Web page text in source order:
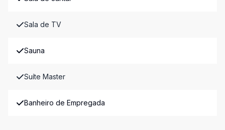
Sala de TV
Sauna
Suíte Master
Banheiro de Empregada